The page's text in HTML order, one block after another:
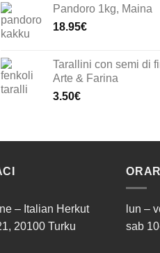
Pandoro 1kg, Maina
18.95€
Tarallini con semi di
Arte & Farina
3.50€
– Italian Herkut
20100 Turku
lun –
sab